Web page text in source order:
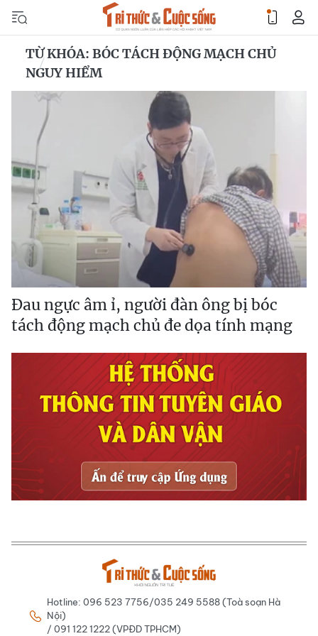
TỪ KHÓA: BÓC TÁCH ĐỘNG MẠCH CHỦ
NGUY HIỂM
Đau ngực âm ỉ, người đàn ông bị bóc
tách động mạch chủ đe dọa tính mạng
Hotline: 096 523 7756/035 249 5588 (Toà soạn Hà
Nội)
/ 091 122 1222 (VPĐD TPHCM)